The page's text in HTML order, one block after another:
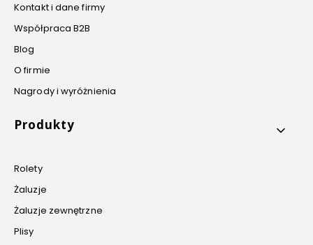
Kontakt i dane firmy
Współpraca B2B
Blog
O firmie
Nagrody i wyróżnienia
Produkty
Rolety
Żaluzje
Żaluzje zewnętrzne
Plisy